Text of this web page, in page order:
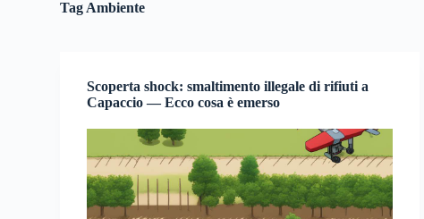
Tag Ambiente
Scoperta shock: smaltimento illegale di rifiuti a
Capaccio — Ecco cosa è emerso